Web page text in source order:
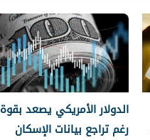
الدولار الأمريكي يصعد بقوة
رغم تراجع بيانات الإسكان